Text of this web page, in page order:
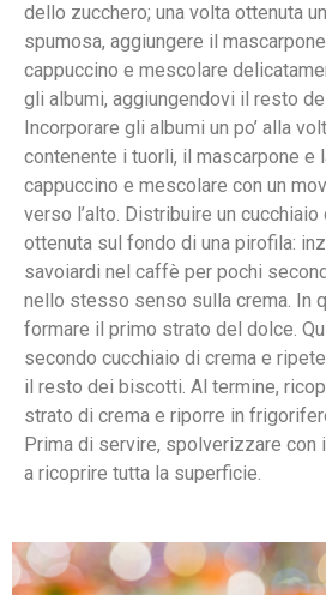
dello zucchero; una volta ottenuta
spumosa, aggiungere il
cappuccino e mescolare
gli albumi, aggiungendovi il resto
Incorporare gli albumi un po’ alla
contenente i tuorli, il mascarpone e
cappuccino e mescolare con un
verso l’alto. Distribuire un cucchiaio
ottenuta sul fondo di una pirofila:
savoiardi nel caffè per pochi
nello stesso senso sulla crema. In
formare il primo strato del dolce.
secondo cucchiaio di crema e
il resto dei biscotti. Al termine,
strato di crema e riporre in
Prima di servire, spolverizzare con
a ricoprire tutta la superficie.